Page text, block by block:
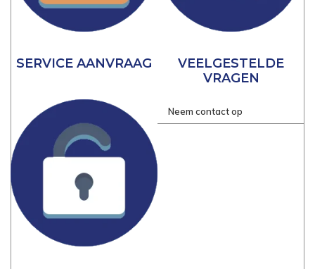
SERVICE AANVRAAG
VEELGESTELDE
VRAGEN
Neem contact op